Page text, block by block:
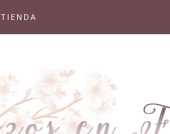
TIENDA